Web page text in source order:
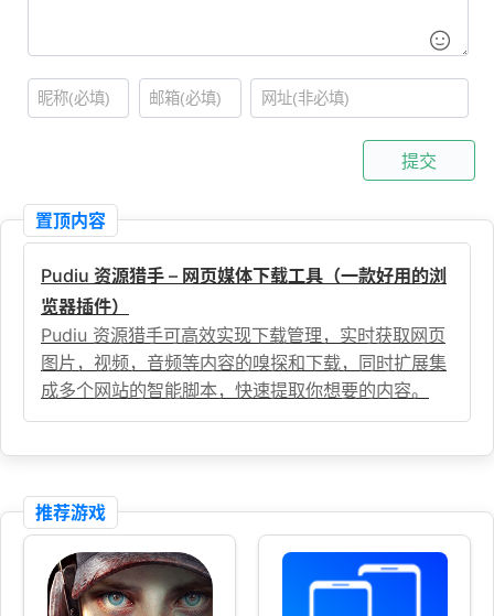
提交
置顶内容
Pudiu 资源猎手 – 网页媒体下载工具（一款好用的浏
览器插件）
Pudiu 资源猎手可高效实现下载管理，实时获取网页
图片，视频，音频等内容的嗅探和下载，同时扩展集
成多个网站的智能脚本，快速提取你想要的内容。
推荐游戏